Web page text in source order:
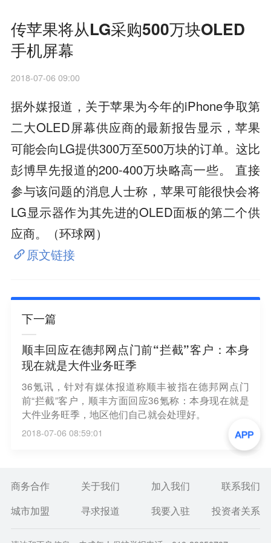
传苹果将从LG采购500万块OLED
手机屏幕
2018-07-06 09:00
据外媒报道，关于苹果为今年的iPhone争取第
二大OLED屏幕供应商的最新报告显示，苹果
可能会向LG提供300万至500万块的订单。这比
彭博早先报道的200-400万块略高一些。 直接
参与该问题的消息人士称，苹果可能很快会将
LG显示器作为其先进的OLED面板的第二个供
应商。（环球网）
原文链接
下一篇
顺丰回应在德邦网点门前“拦截”客户：本身
现在就是大件业务旺季
36氪讯，针对有媒体报道称顺丰被指在德邦网点门
前“拦截”客户，顺丰方面回应36氪称：本身现在就是
大件业务旺季，地区他们自己就会处理好。
2018-07-06 08:59:01
商务合作 关于我们 加入我们
联系我们
城市加盟
寻求报道 我要入驻 投资者关系